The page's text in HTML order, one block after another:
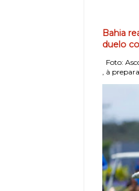
Bahia
duelo
Foto:
, à